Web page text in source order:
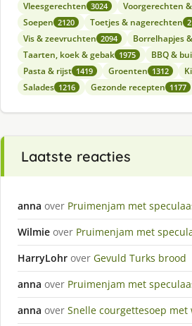
Vleesgerechten 3024 Voorgerechten
Soepen 2120 Toetjes & nagerechten
Vis & zeevruchten 2094 Borrelhapjes
Taarten, koek & gebak 1975 BBQ &
Pasta & rijst 1419 Groenten 1312
Salades 1216 Gezonde recepten 1177
Laatste reacties
anna over Pruimenjam met
Wilmie over Pruimenjam met
HarryLohr over Gevuld Turks brood
anna over Pruimenjam met
anna over Snelle courgettesoep met